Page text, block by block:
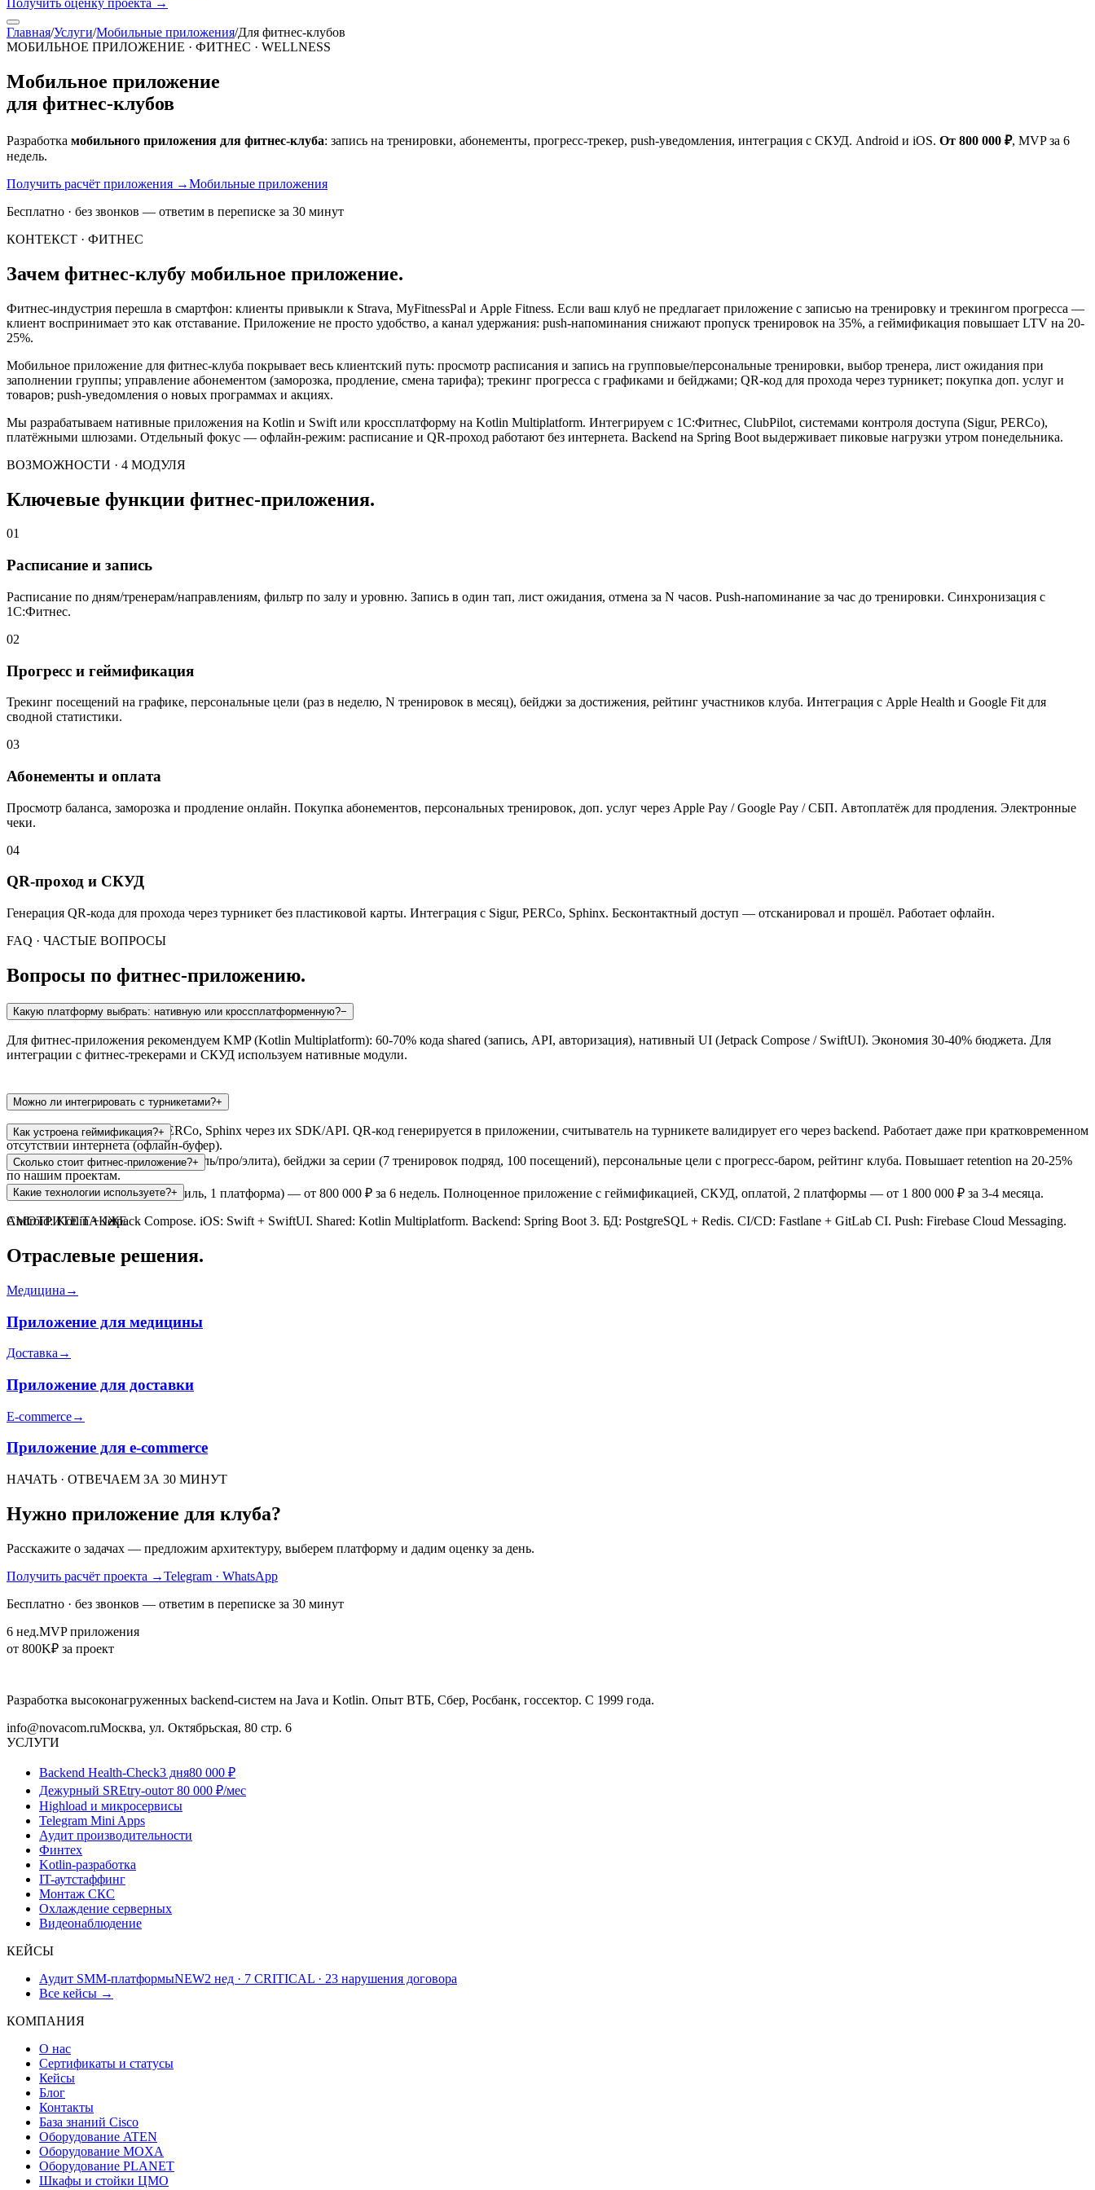
Получить оценку проекта →
Главная/Услуги/Мобильные приложения/Для фитнес-клубов
МОБИЛЬНОЕ ПРИЛОЖЕНИЕ · ФИТНЕС · WELLNESS
Мобильное приложение
для фитнес-клубов
Разработка мобильного приложения для фитнес-клуба: запись на тренировки, абонементы, прогресс-трекер, push-уведомления, интеграция с СКУД. Android и iOS. От 800 000 ₽, MVP за 6
недель.
Получить расчёт приложения →Мобильные приложения
Бесплатно · без звонков — ответим в переписке за 30 минут
КОНТЕКСТ · ФИТНЕС
Зачем фитнес-клубу мобильное приложение.
Фитнес-индустрия перешла в смартфон: клиенты привыкли к Strava, MyFitnessPal и Apple Fitness. Если ваш клуб не предлагает приложение с записью на тренировку и трекингом прогресса —
клиент воспринимает это как отставание. Приложение не просто удобство, а канал удержания: push-напоминания снижают пропуск тренировок на 35%, а геймификация повышает LTV на 20-
25%.
Мобильное приложение для фитнес-клуба покрывает весь клиентский путь: просмотр расписания и запись на групповые/персональные тренировки, выбор тренера, лист ожидания при
заполнении группы; управление абонементом (заморозка, продление, смена тарифа); трекинг прогресса с графиками и бейджами; QR-код для прохода через турникет; покупка доп. услуг и
товаров; push-уведомления о новых программах и акциях.
Мы разрабатываем нативные приложения на Kotlin и Swift или кроссплатформу на Kotlin Multiplatform. Интегрируем с 1С:Фитнес, ClubPilot, системами контроля доступа (Sigur, PERCo),
платёжными шлюзами. Отдельный фокус — офлайн-режим: расписание и QR-проход работают без интернета. Backend на Spring Boot выдерживает пиковые нагрузки утром понедельника.
ВОЗМОЖНОСТИ · 4 МОДУЛЯ
Ключевые функции фитнес-приложения.
01
Расписание и запись
Расписание по дням/тренерам/направлениям, фильтр по залу и уровню. Запись в один тап, лист ожидания, отмена за N часов. Push-напоминание за час до тренировки. Синхронизация с
1С:Фитнес.
02
Прогресс и геймификация
Трекинг посещений на графике, персональные цели (раз в неделю, N тренировок в месяц), бейджи за достижения, рейтинг участников клуба. Интеграция с Apple Health и Google Fit для
сводной статистики.
03
Абонементы и оплата
Просмотр баланса, заморозка и продление онлайн. Покупка абонементов, персональных тренировок, доп. услуг через Apple Pay / Google Pay / СБП. Автоплатёж для продления. Электронные
чеки.
04
QR-проход и СКУД
Генерация QR-кода для прохода через турникет без пластиковой карты. Интеграция с Sigur, PERCo, Sphinx. Бесконтактный доступ — отсканировал и прошёл. Работает офлайн.
FAQ · ЧАСТЫЕ ВОПРОСЫ
Вопросы по фитнес-приложению.
Какую платформу выбрать: нативную или кроссплатформенную?−
Для фитнес-приложения рекомендуем KMP (Kotlin Multiplatform): 60-70% кода shared (запись, API, авторизация), нативный UI (Jetpack Compose / SwiftUI). Экономия 30-40% бюджета. Для
интеграции с фитнес-трекерами и СКУД используем нативные модули.
Можно ли интегрировать с турникетами?+
Да — поддерживаем Sigur, PERCo, Sphinx через их SDK/API. QR-код генерируется в приложении, считыватель на турникете валидирует его через backend. Работает даже при кратковременном
отсутствии интернета (офлайн-буфер).
Как устроена геймификация?+
Система уровней (новичок/любитель/про/элита), бейджи за серии (7 тренировок подряд, 100 посещений), персональные цели с прогресс-баром, рейтинг клуба. Повышает retention на 20-25%
по нашим проектам.
Сколько стоит фитнес-приложение?+
MVP (расписание, запись, профиль, 1 платформа) — от 800 000 ₽ за 6 недель. Полноценное приложение с геймификацией, СКУД, оплатой, 2 платформы — от 1 800 000 ₽ за 3-4 месяца.
Какие технологии используете?+
Android: Kotlin + Jetpack Compose. iOS: Swift + SwiftUI. Shared: Kotlin Multiplatform. Backend: Spring Boot 3. БД: PostgreSQL + Redis. CI/CD: Fastlane + GitLab CI. Push: Firebase Cloud Messaging.
СМОТРИТЕ ТАКЖЕ
Отраслевые решения.
Медицина →
Приложение для медицины
Доставка →
Приложение для доставки
E-commerce→
Приложение для e-commerce
НАЧАТЬ · ОТВЕЧАЕМ ЗА 30 МИНУТ
Нужно приложение для клуба?
Расскажите о задачах — предложим архитектуру, выберем платформу и дадим оценку за день.
Получить расчёт проекта →Telegram · WhatsApp
Бесплатно · без звонков — ответим в переписке за 30 минут
6 нед.MVP приложения
от 800K₽ за проект
Разработка высоконагруженных backend-систем на Java и Kotlin. Опыт ВТБ, Сбер, Росбанк, госсектор. С 1999 года.
info@novacom.ruМосква, ул. Октябрьская, 80 стр. 6
УСЛУГИ
Backend Health-Check3 дня80 000 ₽
Дежурный SREtry-outот 80 000 ₽/мес
Highload и микросервисы
Telegram Mini Apps
Аудит производительности
Финтех
Kotlin-разработка
IT-аутстаффинг
Монтаж СКС
Охлаждение серверных
Видеонаблюдение
КЕЙСЫ
Аудит SMM-платформыNEW2 нед · 7 CRITICAL · 23 нарушения договора
Все кейсы →
КОМПАНИЯ
О нас
Сертификаты и статусы
Кейсы
Блог
Контакты
База знаний Cisco
Оборудование ATEN
Оборудование MOXA
Оборудование PLANET
Шкафы и стойки ЦМО